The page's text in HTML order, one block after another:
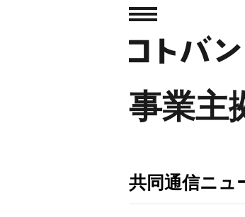
事業主
共同通信ニュ